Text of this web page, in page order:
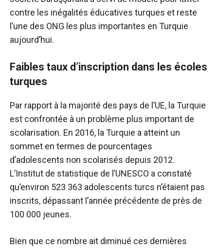
contre les inégalités éducatives turques et reste
l’une des ONG les plus importantes en Turquie
aujourd’hui.
Faibles taux d’inscription dans les écoles
turques
Par rapport à la majorité des pays de l’UE, la Turquie
est confrontée à un problème plus important de
scolarisation. En 2016, la Turquie a atteint un
sommet en termes de pourcentages
d’adolescents non scolarisés depuis 2012.
L’Institut de statistique de l’UNESCO a constaté
qu’environ 523 363 adolescents turcs n’étaient pas
inscrits, dépassant l’année précédente de près de
100 000 jeunes.
Bien que ce nombre ait diminué ces dernières